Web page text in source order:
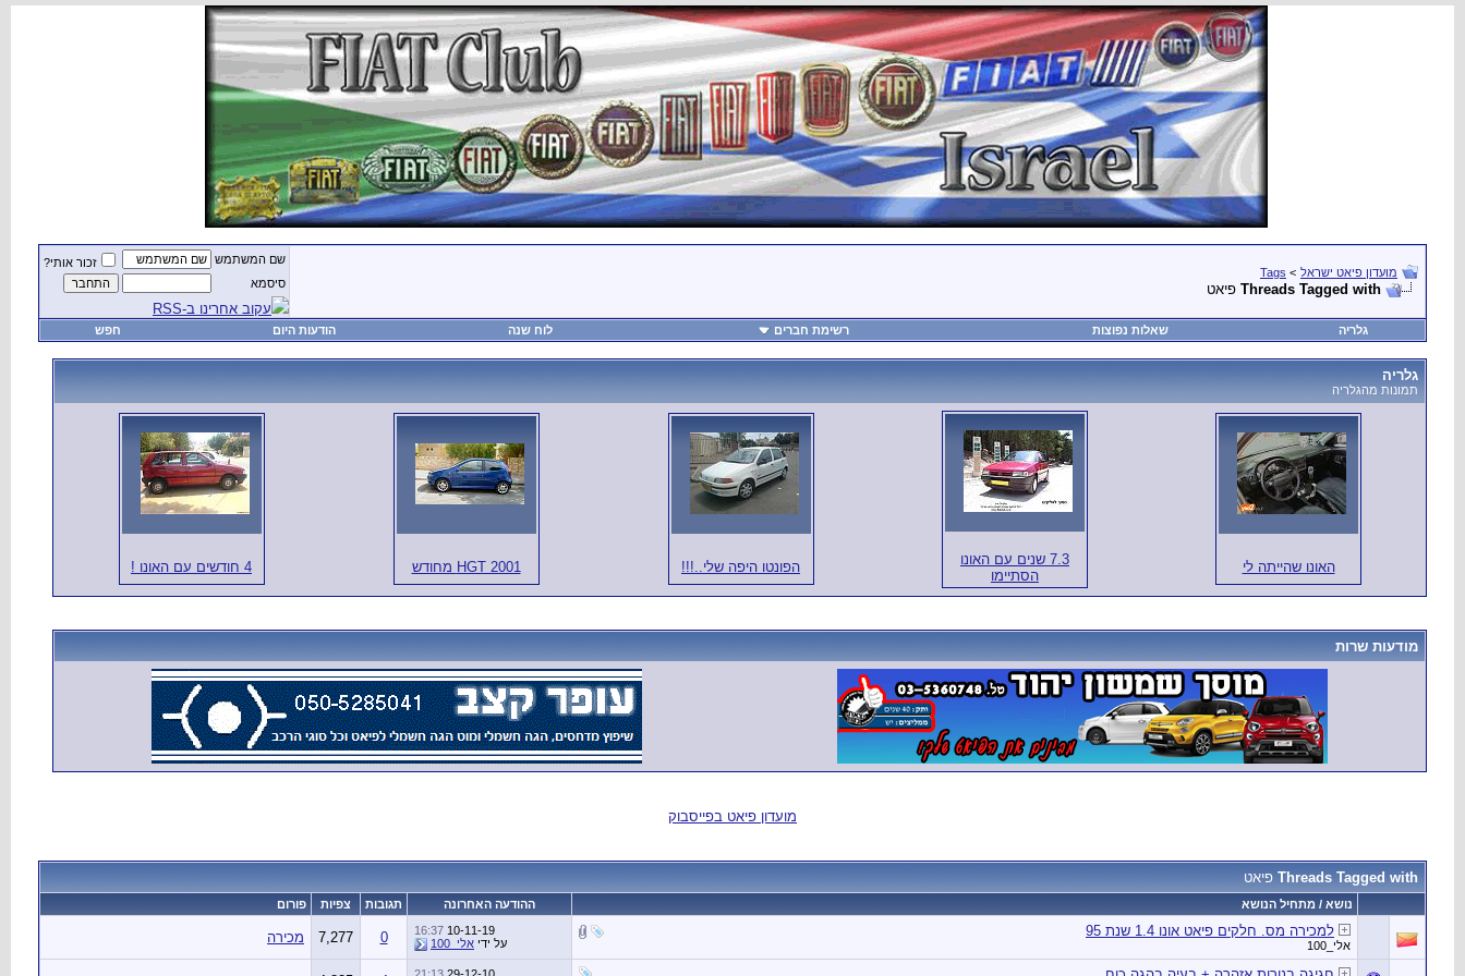
מועדון פיאט ישראל >
Tags
Threads Tagged with פיאט
שם המשתמש
זכור אותי?
סיסמא
עקוב אחרינו ב-RSS
גלריה שאלות נפוצות רשימת חברים לוח שנה הודעות היום חפש
גלריה
תמונות מהגלריה
האונו שהייתה לי
7.3 שנים עם האונו
הסתיימו
הפונטו היפה שלי..!!! HGT 2001 מחודש 4 חודשים עם האונו !
מודעות שרות
מועדון פיאט בפייסבוק
Threads Tagged with פיאט
נושא / מתחיל הנושא ההודעה האחרונה תגובות צפיות פורום
למכירה מס. חלקים פיאט אונו 1.4 שנת 95
אלי_100
10-11-19
16:37
על ידי אלי_100 0
7,277 מכירה